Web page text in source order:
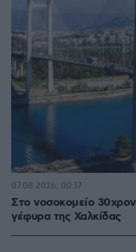
Στο νοσοκομείο
γέφυρα της Χαλκίδας
07.08.2026, 00:17